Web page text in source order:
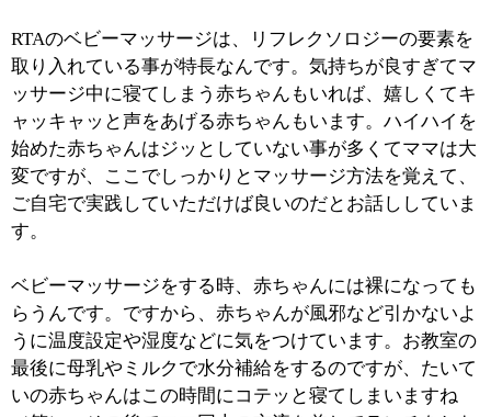
んに水をあげる事ができて、とても助かったそうです。
そして別の赤ちゃんは、パパが帰ってくると人差し指を
ほっぺに当てる「好き」のファーストサインで出迎えて
いるとか。パパはそれが可愛くて、以前よりも帰宅時間
が早くなりました、という嬉しい声もいただいていま
す。赤ちゃんの気持ちが理解できる喜びを家族で共有で
きることも、ファーストサインの素晴らしい点だと思い
ます。
■資格を取得するための講座について教えてく
資格取得講座には、入門編といった感じの1DAY講座と
RTAが認定する資格取得を目指すセラピスト養成講座の
２種類があります。保育士さんや看護師さんが知識の幅
を広げたいという理由で受講されることが多いですね。
セラピスト養成講座については、一人ひとりの状況に合
わせて目標を設定してマンツーマンで指導いたします。
講座にお子さんが同席することも可能ですから、小さな